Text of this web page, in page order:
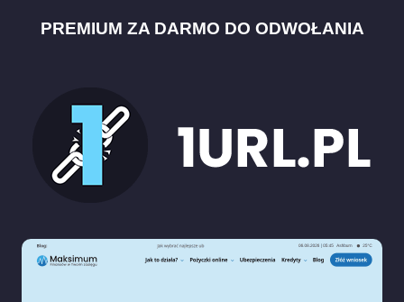
PREMIUM ZA DARMO DO ODWOŁANIA